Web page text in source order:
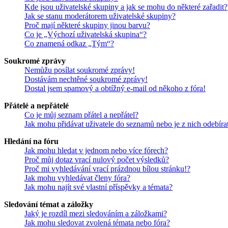
Kde jsou uživatelské skupiny a jak se mohu do některé zařadit?
Jak se stanu moderátorem uživatelské skupiny?
Proč mají některé skupiny jinou barvu?
Co je „Výchozí uživatelská skupina“?
Co znamená odkaz „Tým“?
Soukromé zprávy
Nemůžu posílat soukromé zprávy!
Dostávám nechtěné soukromé zprávy!
Dostal jsem spamový a obtížný e-mail od někoho z fóra!
Přátelé a nepřátelé
Co je můj seznam přátel a nepřátel?
Jak mohu přidávat uživatele do seznamů nebo je z nich
Hledání na fóru
Jak mohu hledat v jednom nebo více fórech?
Proč můj dotaz vrací nulový počet výsledků?
Proč mi vyhledávání vrací prázdnou bílou stránku!?
Jak mohu vyhledávat členy fóra?
Jak mohu najít své vlastní příspěvky a témata?
Sledování témat a záložky
Jaký je rozdíl mezi sledováním a záložkami?
Jak mohu sledovat zvolená témata nebo fóra?